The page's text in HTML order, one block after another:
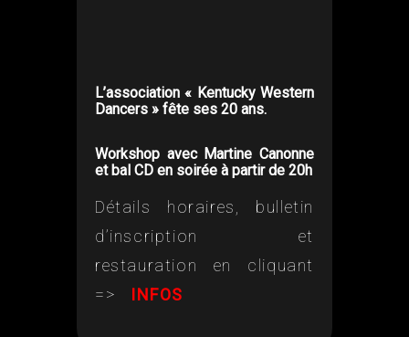
L’association « Kentucky Western
Dancers » fête ses 20 ans.
Workshop avec Martine Canonne
et bal CD en soirée à partir de 20h
Détails horaires, bulletin
d’inscription et
restauration en cliquant
=>
INFOS